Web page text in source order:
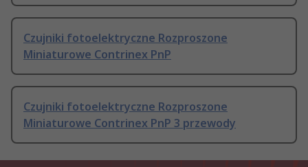
Czujniki fotoelektryczne Rozproszone
Miniaturowe Contrinex PnP
Czujniki fotoelektryczne Rozproszone
Miniaturowe Contrinex PnP 3 przewody